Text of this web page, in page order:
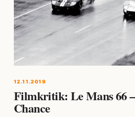
12.11.2019
Filmkritik: Le Mans 66
Chance